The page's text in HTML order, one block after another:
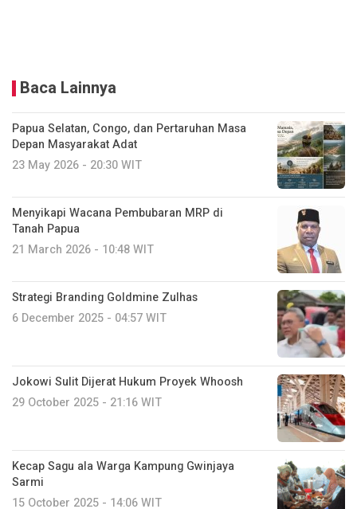
Baca Lainnya
Papua Selatan, Congo, dan Pertaruhan Masa
Depan Masyarakat Adat
23 May 2026 - 20:30 WIT
Menyikapi Wacana Pembubaran MRP di
Tanah Papua
21 March 2026 - 10:48 WIT
Strategi Branding Goldmine Zulhas
6 December 2025 - 04:57 WIT
Jokowi Sulit Dijerat Hukum Proyek Whoosh
29 October 2025 - 21:16 WIT
Kecap Sagu ala Warga Kampung Gwinjaya
Sarmi
15 October 2025 - 14:06 WIT